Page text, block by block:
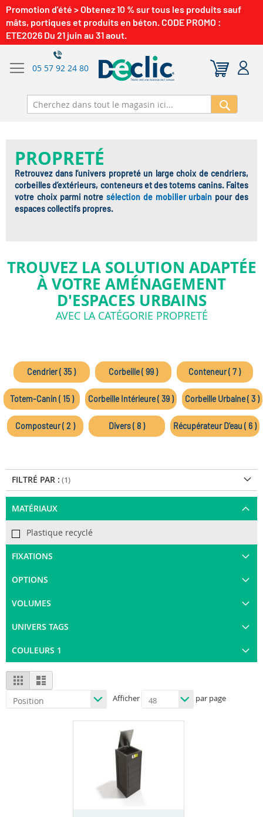
Promotion d'été > Obtenez 10 % sur tous les produits sauf
mâts, portiques et produits en béton. CODE PROMO :
ETE2026 Du 21 juin au 31 aout.
05 57 92 24 80
PROPRETÉ
Retrouvez dans l’univers propreté un large choix de cendriers,
corbeilles d’extérieurs, conteneurs et des totems canins. Faites
votre choix parmi notresélection de mobilier urbain pour des
espaces collectifs propres.
TROUVEZ LA SOLUTION ADAPTÉE
À VOTRE AMÉNAGEMENT
D'ESPACES URBAINS
AVEC LA CATÉGORIE PROPRETÉ
Cendrier ( 35 ) Corbeille ( 99 ) Conteneur ( 7 )
Totem-Canin ( 15 ) Corbeille Intérieure ( 39 ) Corbeille Urbaine ( 3 )
Composteur ( 2 ) Divers ( 8 ) Récupérateur D’eau ( 6 )
View
as
Grid List
Afficher par page
FILTRÉ PAR :
MATÉRIAUX
Plastique recyclé
FIXATIONS
OPTIONS
VOLUMES
UNIVERS TAGS
COULEURS 1